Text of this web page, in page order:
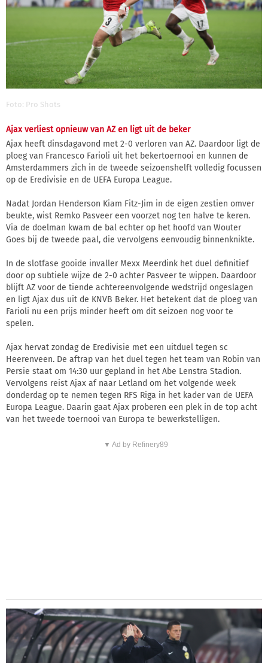
Foto: Pro Shots
Ajax verliest opnieuw van AZ en ligt uit de beker
Ajax heeft dinsdagavond met 2-0 verloren van AZ. Daardoor ligt de
ploeg van Francesco Farioli uit het bekertoernooi en kunnen de
Amsterdammers zich in de tweede seizoenshelft volledig focussen
op de Eredivisie en de UEFA Europa League.
Nadat Jordan Henderson Kiam Fitz-Jim in de eigen zestien omver
beukte, wist Remko Pasveer een voorzet nog ten halve te keren.
Via de doelman kwam de bal echter op het hoofd van Wouter
Goes bij de tweede paal, die vervolgens eenvoudig binnenknikte.
In de slotfase gooide invaller Mexx Meerdink het duel definitief
door op subtiele wijze de 2-0 achter Pasveer te wippen. Daardoor
blijft AZ voor de tiende achtereenvolgende wedstrijd ongeslagen
en ligt Ajax dus uit de KNVB Beker. Het betekent dat de ploeg van
Farioli nu een prijs minder heeft om dit seizoen nog voor te
spelen.
Ajax hervat zondag de Eredivisie met een uitduel tegen sc
Heerenveen. De aftrap van het duel tegen het team van Robin van
Persie staat om 14:30 uur gepland in het Abe Lenstra Stadion.
Vervolgens reist Ajax af naar Letland om het volgende week
donderdag op te nemen tegen RFS Riga in het kader van de UEFA
Europa League. Daarin gaat Ajax proberen een plek in de top acht
van het tweede toernooi van Europa te bewerkstelligen.
▼ Ad by Refinery89